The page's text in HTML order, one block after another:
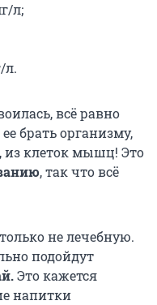
л;
л.
всё равно
брать организму,
из клеток мышц! Это
, так что всё
не лечебную.
подойдут
Это кажется
напитки